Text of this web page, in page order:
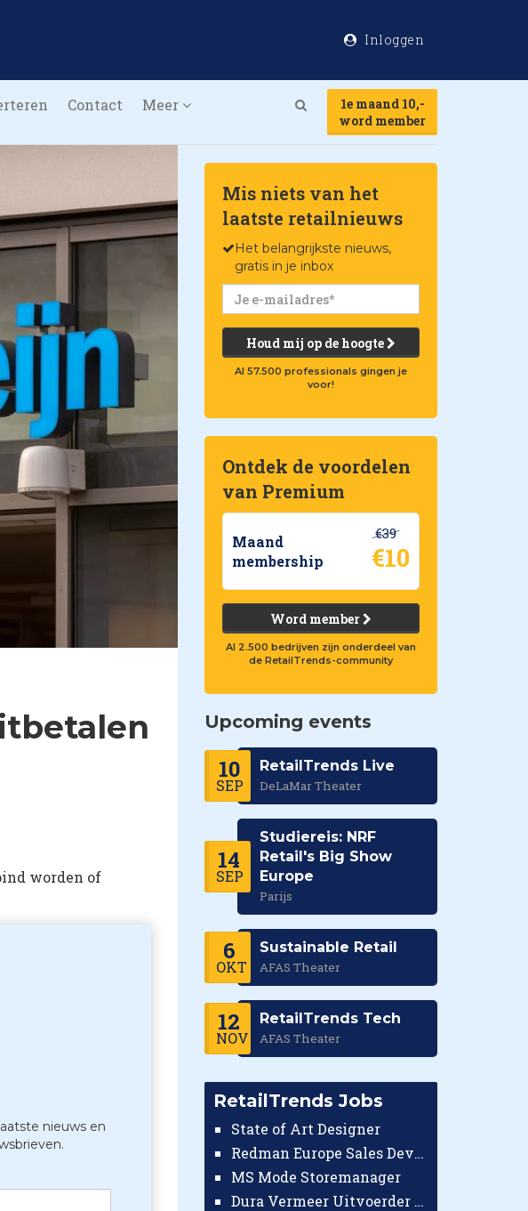
Inloggen
Contact Meer
1e maand 10,-
word member
worden of
nieuws en
Mis niets van het
laatste retailnieuws
Het belangrijkste nieuws,
gratis in je inbox
Houd mij op de hoogte
Al 57.500 professionals gingen je
voor!
Ontdek de voordelen
van Premium
Maand
membership
€39
€10
Word member
Al 2.500 bedrijven zijn onderdeel van
de RetailTrends-community
Upcoming events
10
SEP
RetailTrends Live
DeLaMar Theater
14
SEP
Studiereis: NRF
Retail's Big Show
Europe
Parijs
6
OKT
Sustainable Retail
AFAS Theater
12
NOV
RetailTrends Tech
AFAS Theater
RetailTrends Jobs
State of Art Designer
Redman Europe Sales Developer (Europe)
MS Mode Storemanager
Dura Vermeer Uitvoerder GWW Amsterdam